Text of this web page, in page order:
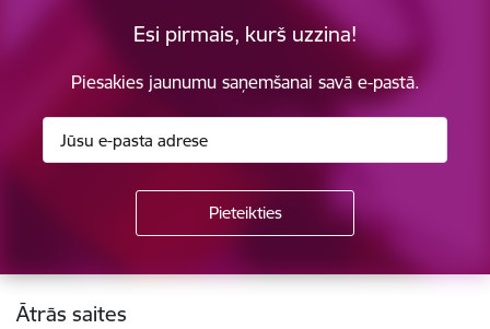
Esi pirmais, kurš uzzina!
Piesakies jaunumu saņemšanai savā e-pastā.
Kājene
Ātrās saites